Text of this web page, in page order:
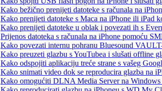
Kako bežično prenijeti datoteke s računala na
Kako prenijeti datoteke s Maca na iPhone ili iPad
Kako prenijeti datoteke u oblak i povezati ih s
Prijenos datoteka s računala na iPhone pomoću
Kako povezati internu pohranu Bluesound
Kako preuzeti glazbu s YouTubea i slušati offline
Kako odspojiti aplikaciju treće strane s vašeg
Kako snimati video dok se reproducira glazba na
Kako omogućiti DLNA Media Server na Windows